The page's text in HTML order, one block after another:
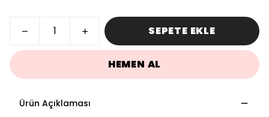
SEPETE EKLE
HEMEN AL
Ürün Açıklaması